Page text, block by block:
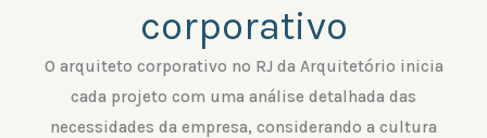
corporativo
O arquiteto corporativo no RJ da Arquitetório inicia
cada projeto com uma análise detalhada das
necessidades da empresa, considerando a cultura